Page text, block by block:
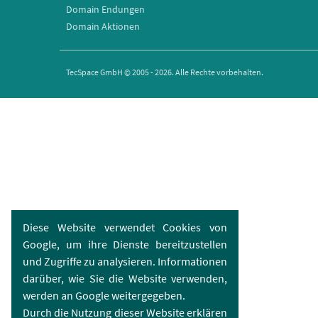
Diese Website verwendet Cookies von
Google, um ihre Dienste bereitzustellen
und Zugriffe zu analysieren. Informationen
darüber, wie Sie die Website verwenden,
werden an Google weitergegeben.
Durch die Nutzung dieser Website erklären
Domain Endungen
Domain Aktionen
TecSpace GmbH © 2005 - 2026. Alle Rechte vorbehalten.